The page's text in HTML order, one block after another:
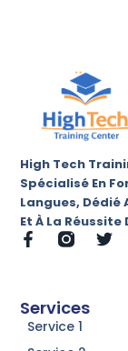
High Tech
Spécialisé En
Langues, Dédié
Et À La
Services
Service 1